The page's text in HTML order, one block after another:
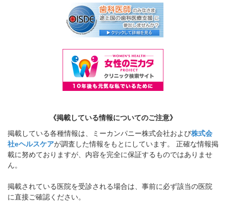
《掲載している情報についてのご注意》
掲載している各種情報は、ミーカンパニー株式会社および株式会
社eヘルスケアが調査した情報をもとにしています。 正確な情報掲
載に努めておりますが、内容を完全に保証するものではありませ
ん。
掲載されている医院を受診される場合は、事前に必ず該当の医院
に直接ご確認ください。